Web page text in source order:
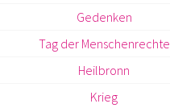
Gedenken
Tag der Menschenrechte
Heilbronn
Krieg